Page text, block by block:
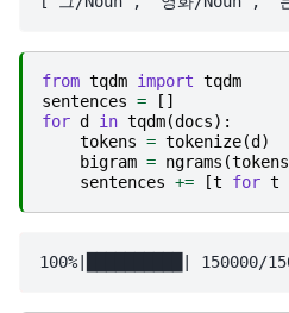
from tqdm import tqdm
sentences =
[]
for d in tqdm(docs):
tokens = tokenize(d)
bigram = ngrams (tokens
sentences += [t for t